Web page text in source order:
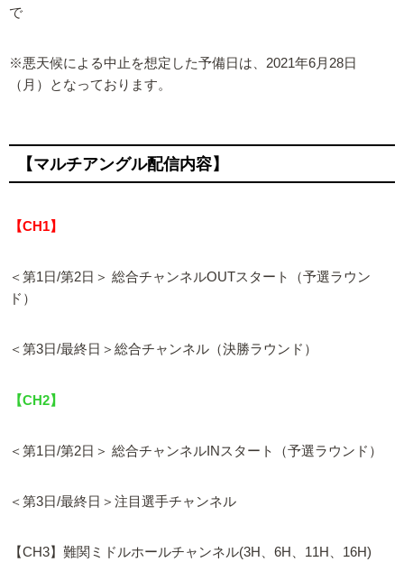
で
※悪天候による中止を想定した予備日は、2021年6月28日
（月）となっております。
【マルチアングル配信内容】
【CH1】
＜第1日/第2日＞ 総合チャンネルOUTスタート（予選ラウン
ド）
＜第3日/最終日＞総合チャンネル（決勝ラウンド）
【CH2】
＜第1日/第2日＞ 総合チャンネルINスタート（予選ラウンド）
＜第3日/最終日＞注目選手チャンネル
【CH3】難関ミドルホールチャンネル(3H、6H、11H、16H)